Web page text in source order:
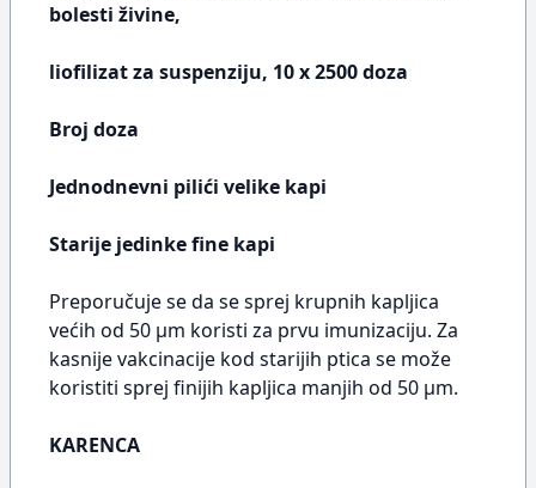
bolesti živine,
liofilizat za suspenziju, 10 x 2500 doza
Broj doza
Jednodnevni pilići velike kapi
Starije jedinke fine kapi
Preporučuje se da se sprej krupnih kapljica
većih od 50 µm koristi za prvu imunizaciju. Za
kasnije vakcinacije kod starijih ptica se može
koristiti sprej finijih kapljica manjih od 50 µm.
KARENCA